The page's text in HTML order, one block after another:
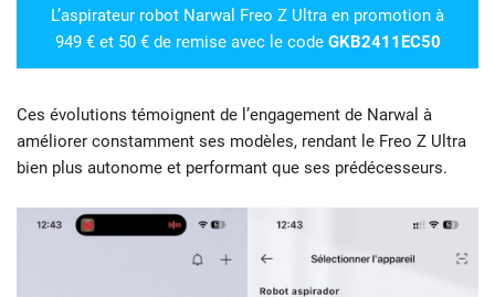
L’aspirateur robot Narwal Freo Z Ultra en promotion à
949 € et 50 € de remise avec le code GKB2411EC50
Ces évolutions témoignent de l’engagement de Narwal à
améliorer constamment ses modèles, rendant le Freo Z Ultra
bien plus autonome et performant que ses prédécesseurs.